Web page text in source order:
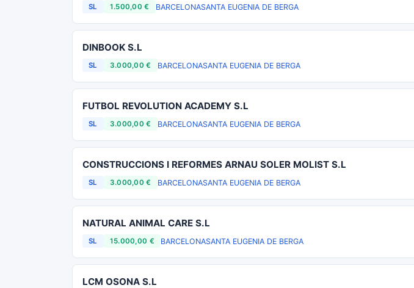
SL 1.500,00 € BARCELONASANTA EUGENIA DE BERGA
DINBOOK S.L
SL 3.000,00 € BARCELONASANTA EUGENIA DE BERGA
FUTBOL REVOLUTION ACADEMY S.L
SL 3.000,00 € BARCELONASANTA EUGENIA DE BERGA
CONSTRUCCIONS I REFORMES ARNAU SOLER MOLIST S.L
SL 3.000,00 € BARCELONASANTA EUGENIA DE BERGA
NATURAL ANIMAL CARE S.L
SL 15.000,00 € BARCELONASANTA EUGENIA DE BERGA
LCM OSONA S.L